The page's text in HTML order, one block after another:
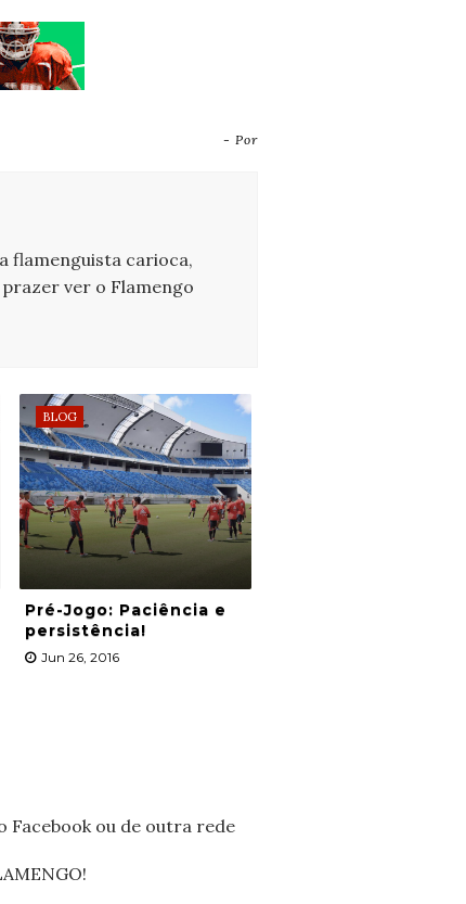
- Por
flamenguista carioca,
ver o Flamengo
BLOG
Pré-Jogo: Paciência e
persistência!
Jun 26, 2016
Facebook ou de outra rede